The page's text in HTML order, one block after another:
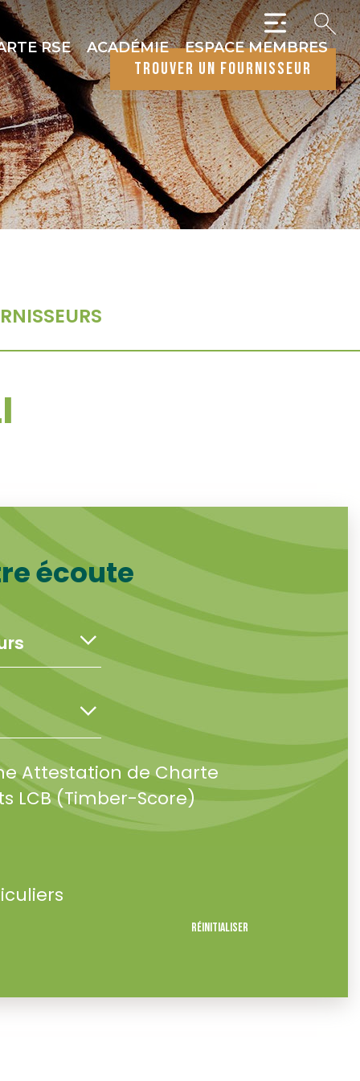
RSE ACADÉMIE ESPACE MEMBRES
trouver un fournisseur
écoute
Attestation de Charte
LCB (Timber-Score)
Réinitialiser